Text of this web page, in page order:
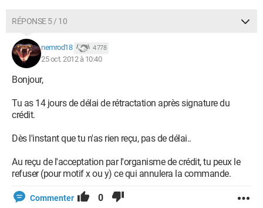
RÉPONSE 5 / 10
nemrod18 4 778
25 oct. 2012 à 10:40
Bonjour,
Tu as 14 jours de délai de rétractation après signature du
crédit.
Dès l'instant que tu n'as rien reçu, pas de délai..
Au reçu de l'acceptation par l'organisme de crédit, tu peux le
refuser (pour motif x ou y) ce qui annulera la commande.
Commenter 0